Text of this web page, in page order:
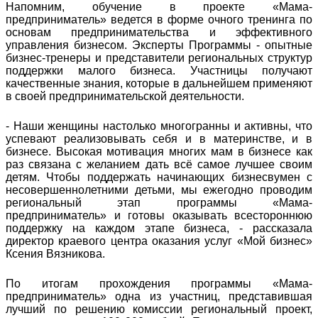
Напомним, обучение в проекте «Мама-
предприниматель» ведется в форме очного тренинга по
основам предпринимательства и эффективного
управления бизнесом. Эксперты Программы - опытные
бизнес-тренеры и представители региональных структур
поддержки малого бизнеса. Участницы получают
качественные знания, которые в дальнейшем применяют
в своей предпринимательской деятельности.
- Наши женщины настолько многогранны и активны, что
успевают реализовывать себя и в материнстве, и в
бизнесе. Высокая мотивация многих мам в бизнесе как
раз связана с желанием дать всё самое лучшее своим
детям. Чтобы поддержать начинающих бизнесвумен с
несовершеннолетними детьми, мы ежегодно проводим
региональный этап программы «Мама-
предприниматель» и готовы оказывать всестороннюю
поддержку на каждом этапе бизнеса, - рассказала
директор краевого центра оказания услуг «Мой бизнес»
Ксения Вязникова.
По итогам прохождения программы «Мама-
предприниматель» одна из участниц, представившая
лучший по решению комиссии региональный проект,